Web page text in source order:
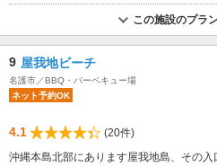
この施設のプラ
9 屋我地ビーチ
名護市／BBQ・バーベキュー場
ネット予約OK
4.1
(20件)
沖縄本島北部にあります屋我地島、その